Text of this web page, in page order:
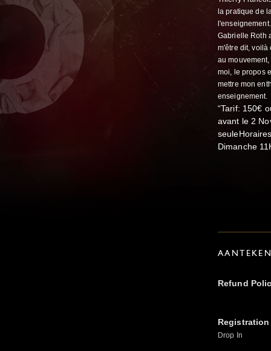
la pratique de
Gabrielle Roth
m'être dit, voilà
au
moi, le propos
mettre mon
enseignement.
“Tarif: 150€
avant le 2
Dimanche
Refund
Drop In